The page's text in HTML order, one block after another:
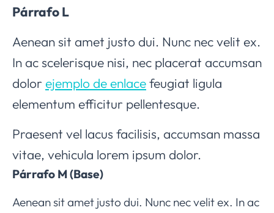
Párrafo L
Aenean sit amet justo dui. Nunc nec velit ex.
In ac scelerisque nisi, nec placerat accumsan
dolor ejemplo de enlacefeugiat ligula
elementum efficitur pellentesque.
Praesent vel lacus facilisis, accumsan massa
vitae, vehicula lorem ipsum dolor.
Párrafo M (Base)
Aenean sit amet justo dui. Nunc nec velit ex. In ac